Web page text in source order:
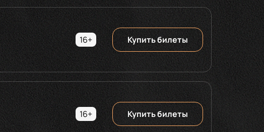
16+ Купить билеты
16+ Купить билеты